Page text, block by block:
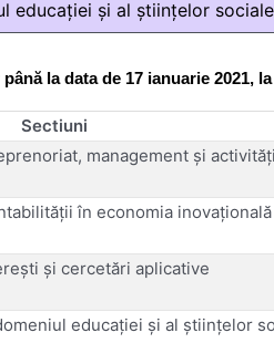
educației și al științelor sociale
la data de 17 ianuarie
Sectiuni
management și
în economia inovațională
și cercetări aplicative
educației și al științelor